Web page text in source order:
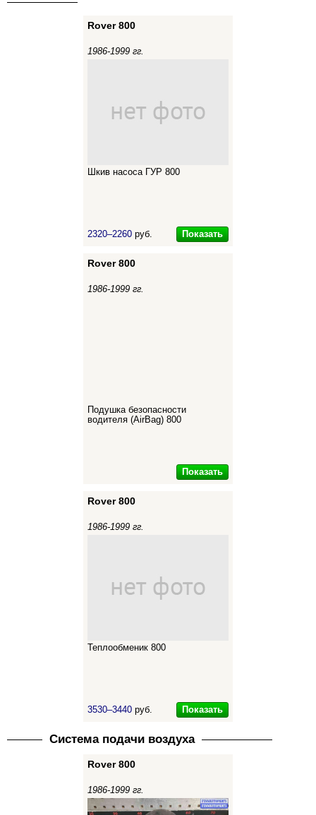
Rover 800
1986-1999 гг.
Шкив насоса ГУР 800
2320–2260 руб. Показать
Rover 800
1986-1999 гг.
Подушка безопасности
водителя (AirBag) 800
Показать
Rover 800
1986-1999 гг.
Теплообменик 800
3530–3440 руб. Показать
Система подачи воздуха
Rover 800
1986-1999 гг.